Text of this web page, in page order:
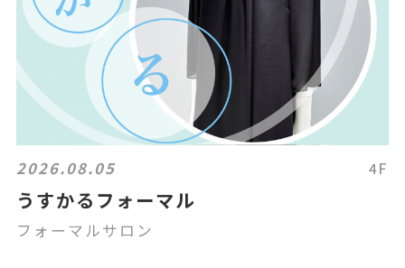
2026.08.05 4F
うすかるフォーマル
フォーマルサロン